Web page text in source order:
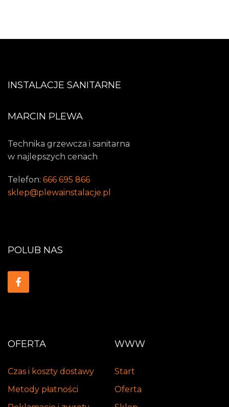
INSTALACJE SANITARNE
MARCIN PLEWA
Technika grzewcza i sanitarna
w najlepszych cenach
Telefon: 666 695 866
sklep@plewainstalacje.pl
OFERTA
Czas i koszty dostawy
Metody płatności
WWW
Start
Oferta
POLUB NAS